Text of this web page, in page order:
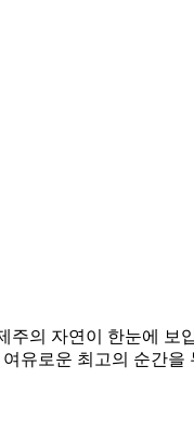
의 자연이 한눈에 보
유로운 최고의 순간을